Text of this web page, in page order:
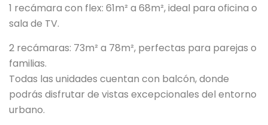
1 recámara con flex: 61m² a 68m², ideal para oficina o
sala de TV.
2 recámaras: 73m² a 78m², perfectas para parejas o
familias.
Todas las unidades cuentan con balcón, donde
podrás disfrutar de vistas excepcionales del entorno
urbano.